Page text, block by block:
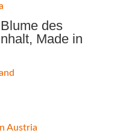
des
Made in